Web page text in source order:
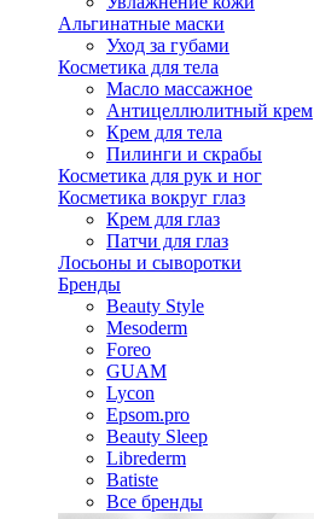
Альгинатные маски
Уход за губами
Косметика для тела
Масло массажное
Антицеллюлитный крем
Крем для тела
Пилинги и скрабы
Косметика для рук и ног
Косметика вокруг глаз
Крем для глаз
Патчи для глаз
Лосьоны и сыворотки
Бренды
Beauty Style
Mesoderm
Foreo
GUAM
Lycon
Epsom.pro
Beauty Sleep
Librederm
Batiste
Все бренды